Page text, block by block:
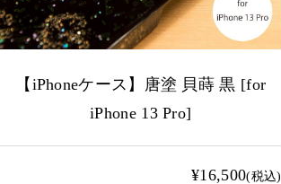
【iPhoneケース】唐塗 貝蒔 黒 [for
iPhone 13 Pro]
¥16,500(税込)